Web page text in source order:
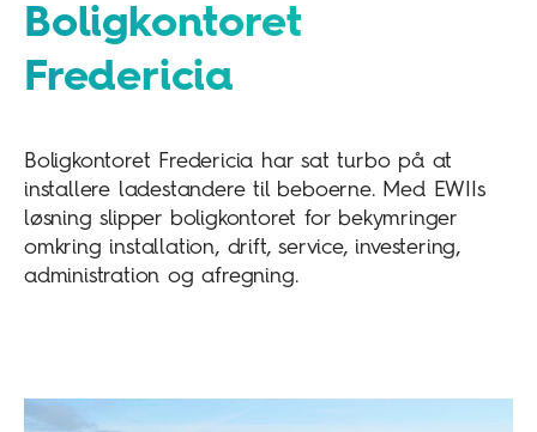
Boligkontoret
Fredericia
Boligkontoret Fredericia har sat turbo på at
installere ladestandere til beboerne. Med EWIIs
løsning slipper boligkontoret for bekymringer
omkring installation, drift, service, investering,
administration og afregning.